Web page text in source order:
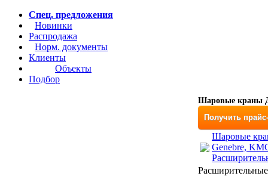
Спец. предложения
Новинки
Распродажа
Норм. документы
Клиенты
Объекты
Подбор
Шаровые краны
Получить
Шаровые
Genebre,